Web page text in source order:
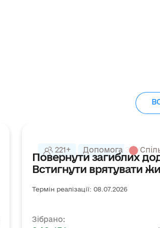
221+ Допомога ЗСУ
Повернути загиблих
Встигнути врятувати
Термін реалізації: 08.07.2026
Зібрано: